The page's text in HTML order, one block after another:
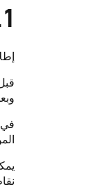
1. بناء خطة إطلاق واضحة للمنتج
في